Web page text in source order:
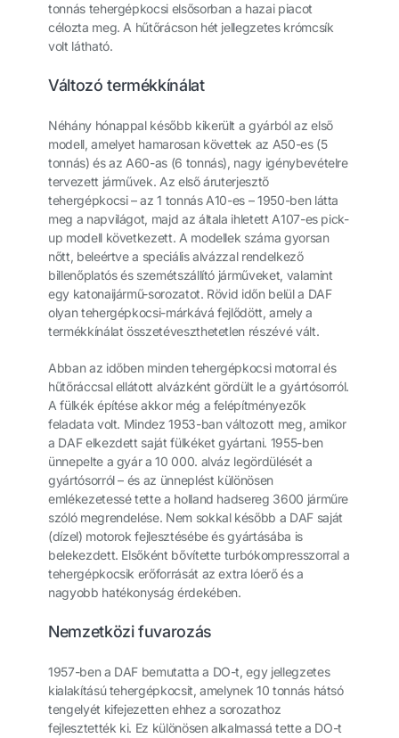
tonnás tehergépkocsi elsősorban a hazai piacot
célozta meg. A hűtőrácson hét jellegzetes krómcsík
volt látható.
Változó termékkínálat
Néhány hónappal később kikerült a gyárból az első
modell, amelyet hamarosan követtek az A50-es (5
tonnás) és az A60-as (6 tonnás), nagy igénybevételre
tervezett járművek. Az első áruterjesztő
tehergépkocsi – az 1 tonnás A10-es – 1950-ben látta
meg a napvilágot, majd az általa ihletett A107-es pick-
up modell következett. A modellek száma gyorsan
nőtt, beleértve a speciális alvázzal rendelkező
billenőplatós és szemétszállító járműveket, valamint
egy katonaijármű-sorozatot. Rövid időn belül a DAF
olyan tehergépkocsi-márkává fejlődött, amely a
termékkínálat összetéveszthetetlen részévé vált.
Abban az időben minden tehergépkocsi motorral és
hűtőráccsal ellátott alvázként gördült le a gyártósorról.
A fülkék építése akkor még a felépítményezők
feladata volt. Mindez 1953-ban változott meg, amikor
a DAF elkezdett saját fülkéket gyártani. 1955-ben
ünnepelte a gyár a 10 000. alváz legördülését a
gyártósorról – és az ünneplést különösen
emlékezetessé tette a holland hadsereg 3600 járműre
szóló megrendelése. Nem sokkal később a DAF saját
(dízel) motorok fejlesztésébe és gyártásába is
belekezdett. Elsőként bővítette turbókompresszorral a
tehergépkocsik erőforrását az extra lóerő és a
nagyobb hatékonyság érdekében.
Nemzetközi fuvarozás
1957-ben a DAF bemutatta a DO-t, egy jellegzetes
kialakítású tehergépkocsit, amelynek 10 tonnás hátsó
tengelyét kifejezetten ehhez a sorozathoz
fejlesztették ki. Ez különösen alkalmassá tette a DO-t